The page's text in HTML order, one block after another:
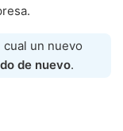
cual un nuevo
de nuevo.